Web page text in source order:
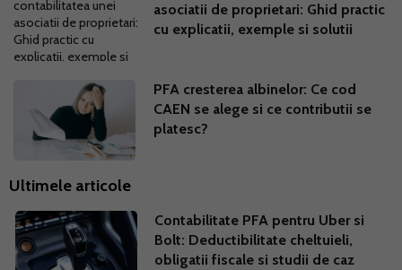
asociatii de proprietari: Ghid practic
cu explicatii, exemple si solutii
PFA cresterea albinelor: Ce cod
CAEN se alege si ce contributii se
platesc?
Ultimele articole
Contabilitate PFA pentru Uber si
Bolt: Deductibilitate cheltuieli,
obligatii fiscale si studii de caz